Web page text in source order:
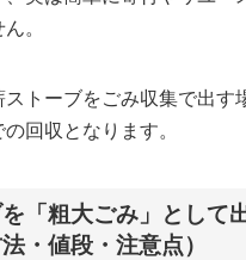
。
トーブをごみ収集で出す
の回収となります。
「粗大ごみ」として
・値段・注意点）